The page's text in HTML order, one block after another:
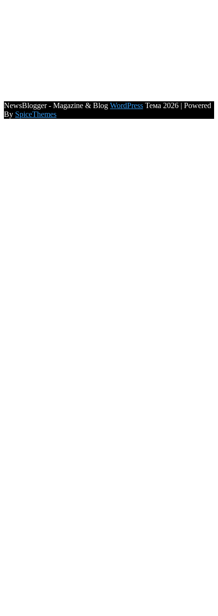
NewsBlogger - Magazine & Blog WordPress Тема 2026 | Powered
By SpiceThemes